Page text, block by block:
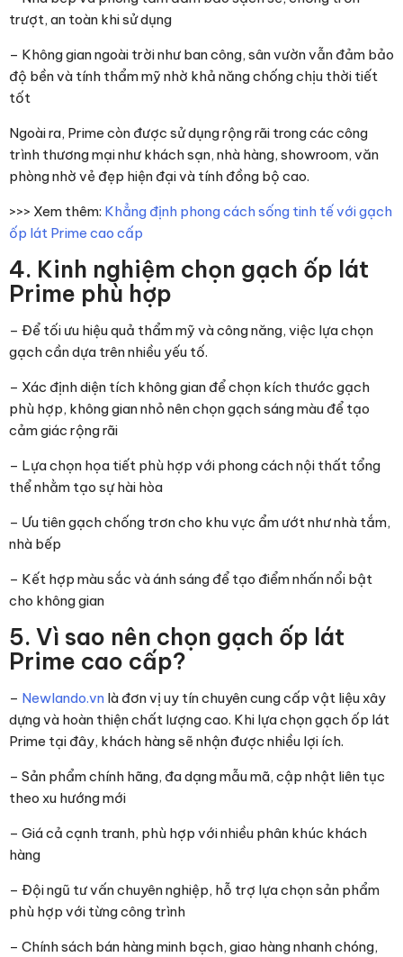
trượt, an toàn khi sử dụng
– Không gian ngoài trời như ban công, sân vườn vẫn đảm bảo
độ bền và tính thẩm mỹ nhờ khả năng chống chịu thời tiết
tốt
Ngoài ra, Prime còn được sử dụng rộng rãi trong các công
trình thương mại như khách sạn, nhà hàng, showroom, văn
phòng nhờ vẻ đẹp hiện đại và tính đồng bộ cao.
>>> Xem thêm: Khẳng định phong cách sống tinh tế với gạch
ốp lát Prime cao cấp
4. Kinh nghiệm chọn gạch ốp lát
Prime phù hợp
– Để tối ưu hiệu quả thẩm mỹ và công năng, việc lựa chọn
gạch cần dựa trên nhiều yếu tố.
– Xác định diện tích không gian để chọn kích thước gạch
phù hợp, không gian nhỏ nên chọn gạch sáng màu để tạo
cảm giác rộng rãi
– Lựa chọn họa tiết phù hợp với phong cách nội thất tổng
thể nhằm tạo sự hài hòa
– Ưu tiên gạch chống trơn cho khu vực ẩm ướt như nhà tắm,
nhà bếp
– Kết hợp màu sắc và ánh sáng để tạo điểm nhấn nổi bật
cho không gian
5. Vì sao nên chọn gạch ốp lát
Prime cao cấp?
– Newlando.vn là đơn vị uy tín chuyên cung cấp vật liệu xây
dựng và hoàn thiện chất lượng cao. Khi lựa chọn gạch ốp lát
Prime tại đây, khách hàng sẽ nhận được nhiều lợi ích.
– Sản phẩm chính hãng, đa dạng mẫu mã, cập nhật liên tục
theo xu hướng mới
– Giá cả cạnh tranh, phù hợp với nhiều phân khúc khách
hàng
– Đội ngũ tư vấn chuyên nghiệp, hỗ trợ lựa chọn sản phẩm
phù hợp với từng công trình
– Chính sách bán hàng minh bạch, giao hàng nhanh chóng,